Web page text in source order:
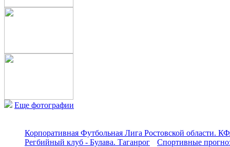
Еще фотографии
Корпоративная Футбольная Лига Ростовской области.
Регбийный клуб - Булава. Таганрог
Спортивные